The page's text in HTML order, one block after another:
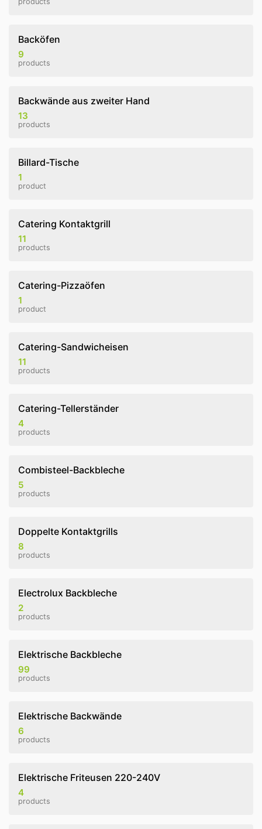
Backöfen
9
products
Backwände aus zweiter Hand
13
products
Billard-Tische
1
product
Catering Kontaktgrill
11
products
Catering-Pizzaöfen
1
product
Catering-Sandwicheisen
11
products
Catering-Tellerständer
4
products
Combisteel-Backbleche
5
products
Doppelte Kontaktgrills
8
products
Electrolux Backbleche
2
products
Elektrische Backbleche
99
products
Elektrische Backwände
6
products
Elektrische Friteusen 220-240V
4
products